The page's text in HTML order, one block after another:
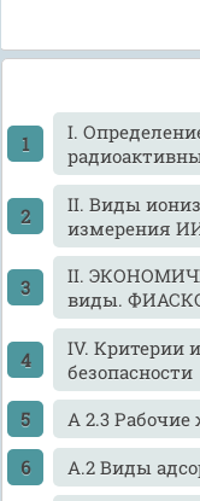
I.
II. Виды
измерения
II.
виды.
IV. Критерии
безопасности
А 2.3
А.2 Виды